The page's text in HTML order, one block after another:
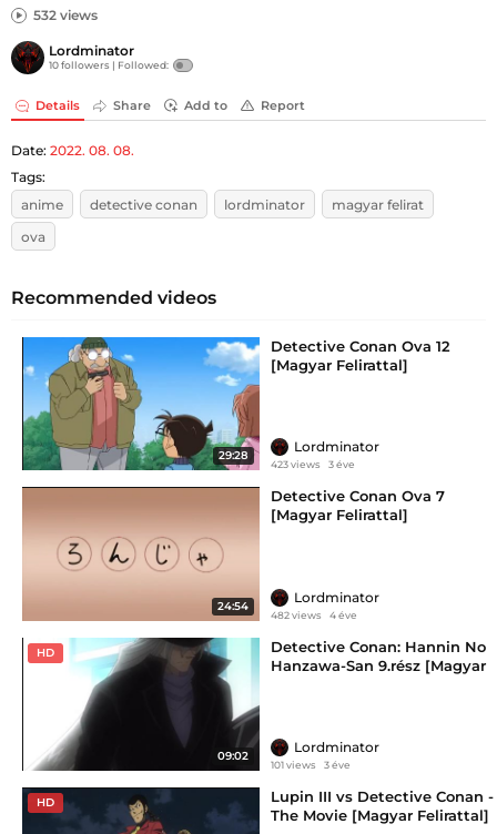
532 views
Lordminator
10 followers | Followed:
Details Share Add to Report
Date: 2022. 08. 08.
Tags:
anime
detective conan lordminator
magyar felirat
ova
Recommended videos
29:28
Detective Conan Ova 12
[Magyar Felirattal]
Lordminator
423 views 3 éve
24:54
Detective Conan Ova 7
[Magyar Felirattal]
Lordminator
482 views 4 éve
HD
09:02
Detective Conan: Hannin No
Hanzawa-San 9.rész [Magyar
Lordminator
101 views 3 éve
HD
Lupin III vs Detective Conan -
The Movie [Magyar Felirattal]